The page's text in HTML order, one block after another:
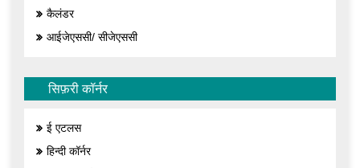
कैलंडर
आईजेएससी/ सीजेएससी
सिफ़री कॉर्नर
ई एटलस
हिन्दी कॉर्नर